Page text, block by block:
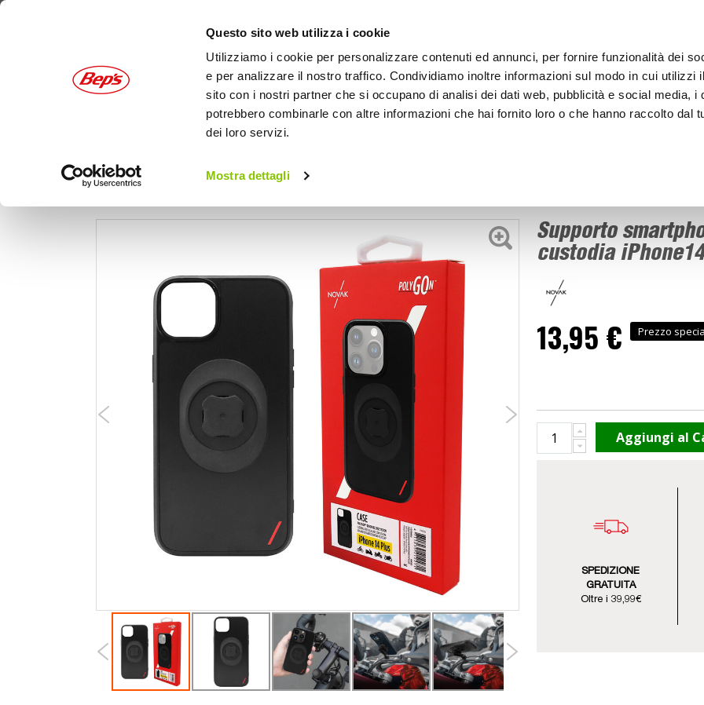
Questo sito web utilizza i cookie
Utilizziamo i cookie per personalizzare contenuti ed annunci, per fornire funzionalità dei
e per analizzare il nostro traffico. Condividiamo inoltre informazioni sul modo in cui utilizzi
sito con i nostri partner che si occupano di analisi dei dati web, pubblicità e social media, i
potrebbero combinarle con altre informazioni che hai fornito loro o che hanno raccolto dal
dei loro servizi.
Mostra dettagli
Supporto
custodia
13,95 € Prezzo
Aggiungi al
SPEDIZIONE
GRATUITA
Oltre i 39,99€